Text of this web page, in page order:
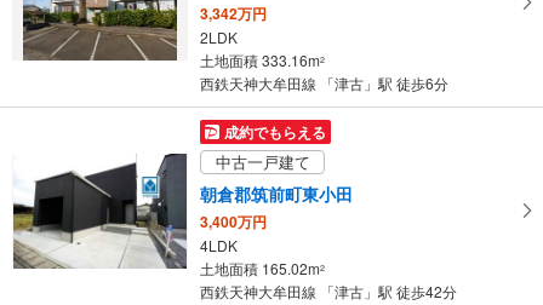
3,342万円
2LDK
土地面積 333.16m2
西鉄天神大牟田線 「津古」駅 徒歩6分
成約でもらえる
中古一戸建て
朝倉郡筑前町東小田
3,400万円
4LDK
土地面積 165.02m2
西鉄天神大牟田線 「津古」駅 徒歩42分